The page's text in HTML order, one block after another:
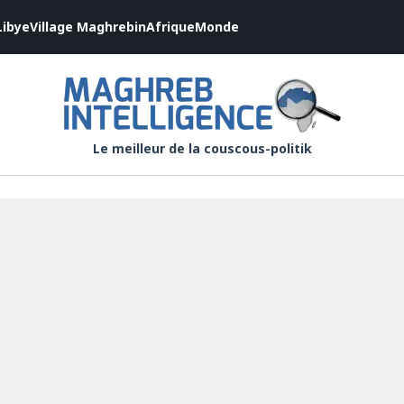
Village MaghrebinAfriqueMonde
Le meilleur de la couscous-politik